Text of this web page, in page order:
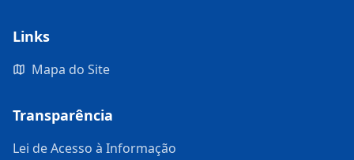
Links
Mapa do Site
Transparência
Lei de Acesso à Informação